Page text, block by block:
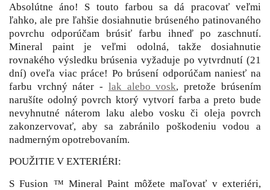
Absolútne áno! S touto farbou sa dá pracovať veľmi
ľahko, ale pre ľahšie dosiahnutie brúseného patinovaného
povrchu odporúčam brúsiť farbu ihneď po zaschnutí.
Mineral paint je veľmi odolná, takže dosiahnutie
rovnakého výsledku brúsenia vyžaduje po vytvrdnutí (21
dní) oveľa viac práce! Po brúsení odporúčam naniesť na
farbu vrchný náter - lak alebo vosk, pretože brúsením
narušíte odolný povrch ktorý vytvorí farba a preto bude
nevyhnutné náterom laku alebo vosku či oleja povrch
zakonzervovať, aby sa zabránilo poškodeniu vodou a
nadmerným opotrebovaním.
POUŽITIE V EXTERIÉRI:
S Fusion ™ Mineral Paint môžete maľovať v exteriéri,